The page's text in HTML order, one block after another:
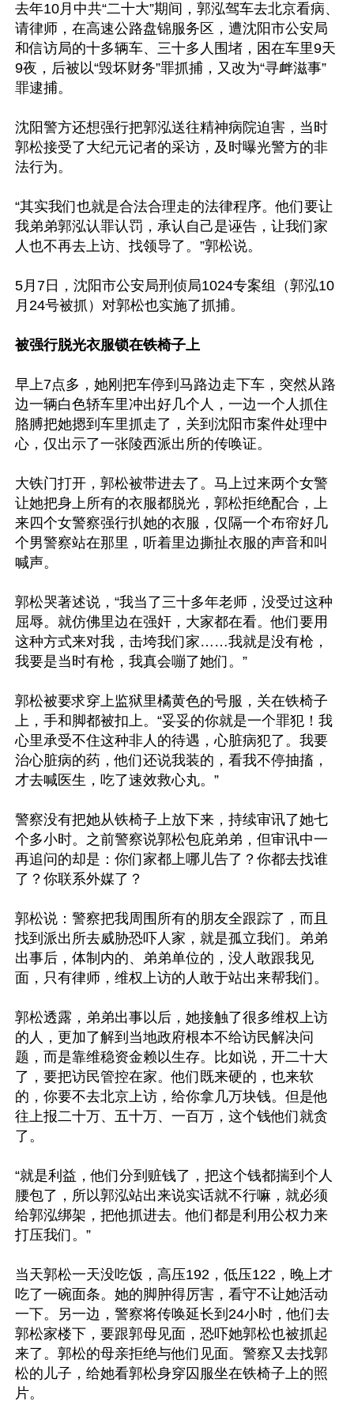
去年10月中共“二十大”期间，郭泓驾车去北京看病、
请律师，在高速公路盘锦服务区，遭沈阳市公安局
和信访局的十多辆车、三十多人围堵，困在车里9天
9夜，后被以“毁坏财务”罪抓捕，又改为“寻衅滋事”
罪逮捕。
沈阳警方还想强行把郭泓送往精神病院迫害，当时
郭松接受了大纪元记者的采访，及时曝光警方的非
法行为。
“其实我们也就是合法合理走的法律程序。他们要让
我弟弟郭泓认罪认罚，承认自己是诬告，让我们家
人也不再去上访、找领导了。”郭松说。
5月7日，沈阳市公安局刑侦局1024专案组（郭泓10
月24号被抓）对郭松也实施了抓捕。
被强行脱光衣服锁在铁椅子上
早上7点多，她刚把车停到马路边走下车，突然从路
边一辆白色轿车里冲出好几个人，一边一个人抓住
胳膊把她摁到车里抓走了，关到沈阳市案件处理中
心，仅出示了一张陵西派出所的传唤证。
大铁门打开，郭松被带进去了。马上过来两个女警
让她把身上所有的衣服都脱光，郭松拒绝配合，上
来四个女警察强行扒她的衣服，仅隔一个布帘好几
个男警察站在那里，听着里边撕扯衣服的声音和叫
喊声。
郭松哭著述说，“我当了三十多年老师，没受过这种
屈辱。就仿佛里边在强奸，大家都在看。他们要用
这种方式来对我，击垮我们家……我就是没有枪，
我要是当时有枪，我真会嘣了她们。”
郭松被要求穿上监狱里橘黄色的号服，关在铁椅子
上，手和脚都被扣上。“妥妥的你就是一个罪犯！我
心里承受不住这种非人的待遇，心脏病犯了。我要
治心脏病的药，他们还说我装的，看我不停抽搐，
才去喊医生，吃了速效救心丸。”
警察没有把她从铁椅子上放下来，持续审讯了她七
个多小时。之前警察说郭松包庇弟弟，但审讯中一
再追问的却是：你们家都上哪儿告了？你都去找谁
了？你联系外媒了？
郭松说：警察把我周围所有的朋友全跟踪了，而且
找到派出所去威胁恐吓人家，就是孤立我们。弟弟
出事后，体制内的、弟弟单位的，没人敢跟我见
面，只有律师，维权上访的人敢于站出来帮我们。
郭松透露，弟弟出事以后，她接触了很多维权上访
的人，更加了解到当地政府根本不给访民解决问
题，而是靠维稳资金赖以生存。比如说，开二十大
了，要把访民管控在家。他们既来硬的，也来软
的，你要不去北京上访，给你拿几万块钱。但是他
往上报二十万、五十万、一百万，这个钱他们就贪
了。
“就是利益，他们分到赃钱了，把这个钱都揣到个人
腰包了，所以郭泓站出来说实话就不行嘛，就必须
给郭泓绑架，把他抓进去。他们都是利用公权力来
打压我们。”
当天郭松一天没吃饭，高压192，低压122，晚上才
吃了一碗面条。她的脚肿得厉害，看守不让她活动
一下。另一边，警察将传唤延长到24小时，他们去
郭松家楼下，要跟郭母见面，恐吓她郭松也被抓起
来了。郭松的母亲拒绝与他们见面。警察又去找郭
松的儿子，给她看郭松身穿囚服坐在铁椅子上的照
片。